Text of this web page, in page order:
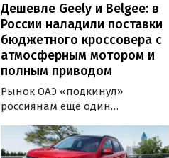
Дешевле Geely и Belgee: в
России наладили поставки
бюджетного кроссовера с
атмосферным мотором и
полным приводом
Рынок ОАЭ «подкинул»
россиянам еще один
продавался в России
официально. Речь о Mitsubishi